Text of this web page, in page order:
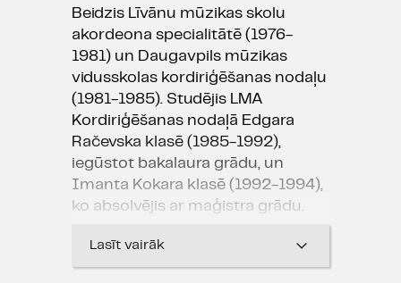
Beidzis Līvānu mūzikas skolu
akordeona specialitātē (1976-
1981) un Daugavpils mūzikas
vidusskolas kordiriģēšanas nodaļu
(1981-1985). Studējis LMA
Kordiriģēšanas nodaļā Edgara
Račevska klasē (1985-1992),
iegūstot bakalaura grādu, un
Imanta Kokara klasē (1992-1994),
ko absolvējis ar maģistra grādu.
kompozīciju pie Paula Dambja un
Pētera Plakiža. Stažējies J.S.Baha
Lasīt vairāk